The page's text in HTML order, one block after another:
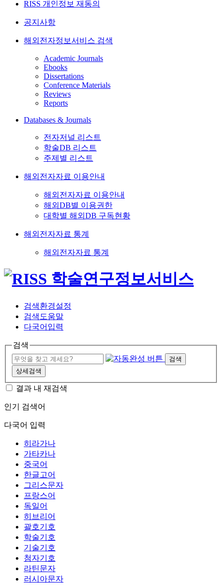
RISS 개인정보 재동의
공지사항
해외전자정보서비스 검색
Academic Journals
Ebooks
Dissertations
Conference Materials
Reviews
Reports
Databases & Journals
전자저널 리스트
학술DB 리스트
주제별 리스트
해외전자자료 이용안내
해외전자자료 이용안내
해외DB별 이용권한
대학별 해외DB 구독현황
해외전자자료 통계
해외전자자료 통계
검색환경설정
검색도움말
다국어입력
검색
검색
상세검색
결과 내 재검색
인기 검색어
다국어 입력
히라가나
가타카나
중국어
한글고어
그리스문자
프랑스어
독일어
히브리어
괄호기호
학술기호
기술기호
첨자기호
라틴문자
러시아문자